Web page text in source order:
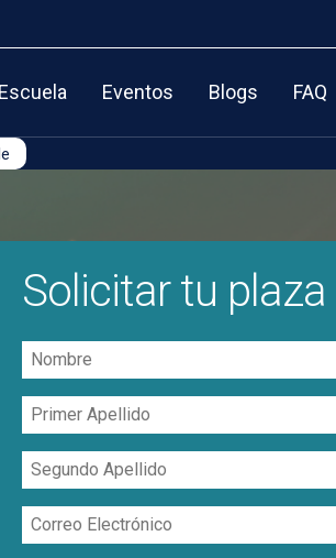
Eventos Blogs FAQ
Solicitar tu plaza
Nombre
Primer
Apellido
Segundo
Apellido
Correo
Electrónico